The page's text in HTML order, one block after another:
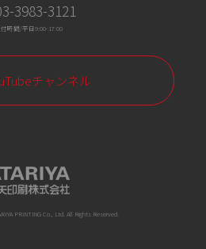
3983-3121
時間/平日9:00-17:00
チャンネル
PRINTING Co., Ltd. All Rights Reserved.